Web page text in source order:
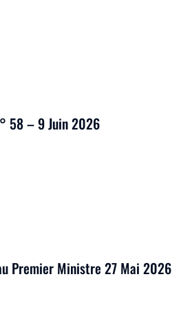
58 – 9 Juin 2026
Premier Ministre 27 Mai 2026